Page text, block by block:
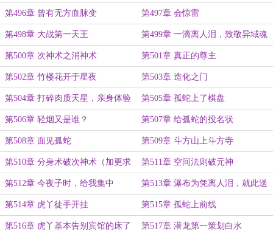
第496章 曾有无方血脉变 第497章 会惊雷
第498章 大战第一天王 第499章 一滴离人泪，致敬异域魂
第500章 次神术之消神术 第501章 真正的尊主
第502章 竹楼花开于星夜 第503章 造化之门
第504章 打碎肉质天星，亲身体验
造化
第505章 孤蛇上了棋盘
第506章 轻烟又是谁？ 第507章 给孤蛇的投名状
第508章 面见孤蛇 第509章 斗方山上斗方寺
第510章 分身术破次神术（加更求
月票）
第511章 空间法则破元神
第512章 今夜子时，给我集中 第513章 瀑布为凭离人泪，就此送
别九头蛇
第514章 虎丫徒手开挂 第515章 孤蛇上前线
第516章 虎丫基本告别宾馆的床了 第517章 潜龙第一策划白水